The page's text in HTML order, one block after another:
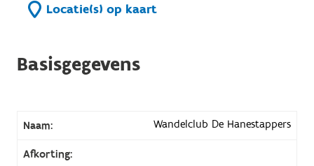
Locatie(s) op kaart
Basisgegevens
Naam: Wandelclub De Hanestappers
Afkorting: